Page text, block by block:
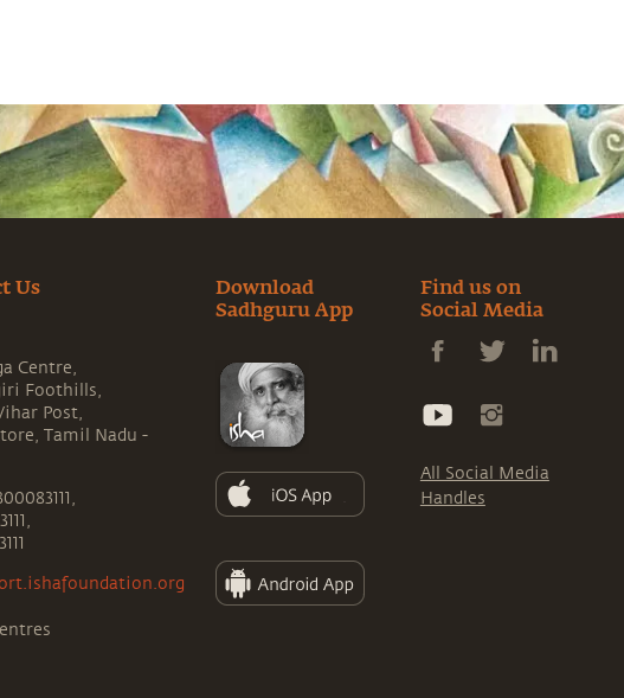
Us
Centre,
Foothills,
Post,
Tamil Nadu -
Download
Sadhguru App
Find us on
Social Media
All Social Media
Handles